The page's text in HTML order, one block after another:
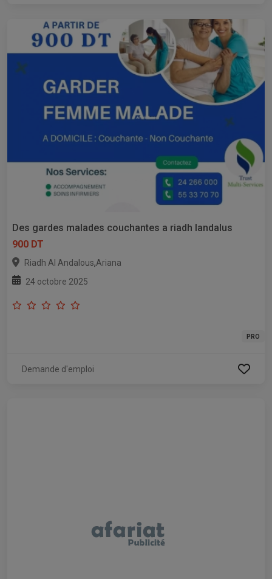
Des gardes malades couchantes a riadh landalus
900 DT
Riadh Al Andalous,Ariana
24 octobre 2025
PRO
Demande d'emploi